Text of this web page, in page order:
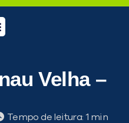
Velha –
Tempo de leitura: